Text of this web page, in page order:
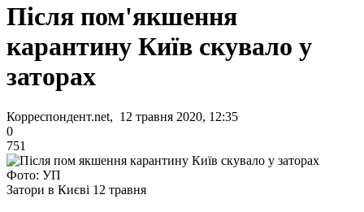
Після пом'якшення
карантину Київ скувало у
заторах
Корреспондент.net, 12 травня 2020, 12:35
0
751
Фото: УП
Затори в Києві 12 травня